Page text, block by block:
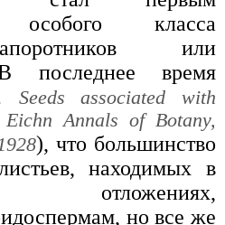
особого класса
или
последнее время
associated with
Annals of Botany,
), что большинство
находимых в
отложениях,
но все же